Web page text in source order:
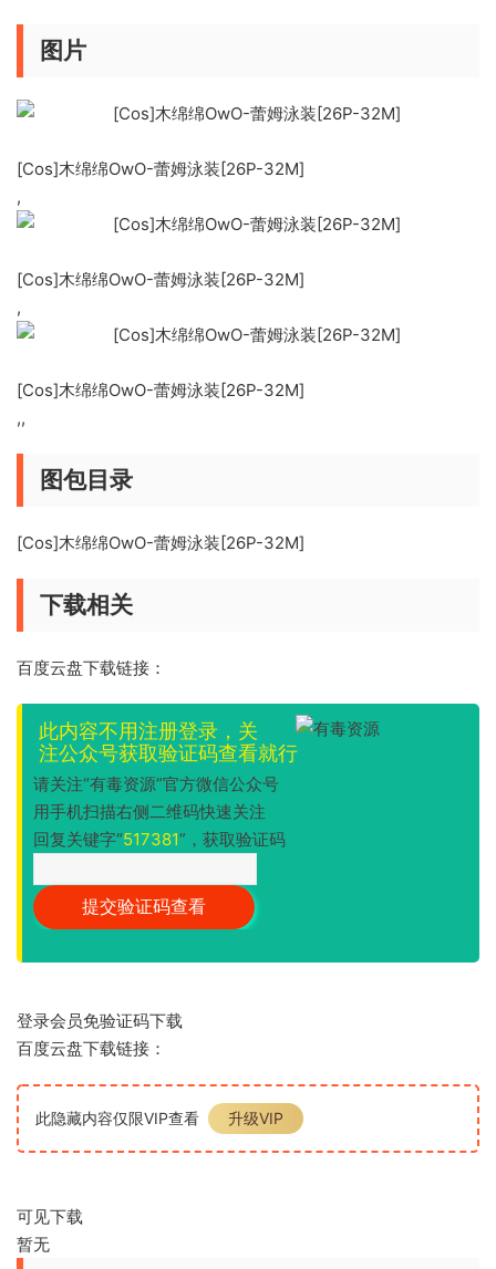
图片
[Cos]木绵绵OwO-蕾姆泳装[26P-32M]
,
[Cos]木绵绵OwO-蕾姆泳装[26P-32M]
,
[Cos]木绵绵OwO-蕾姆泳装[26P-32M]
,,
图包目录
[Cos]木绵绵OwO-蕾姆泳装[26P-32M]
下载相关
百度云盘下载链接：
此内容不用注册登录，关
注公众号获取验证码查看就行
请关注“有毒资源”官方微信公众号
用手机扫描右侧二维码快速关注
回复关键字“517381”，获取验证码
登录会员免验证码下载
百度云盘下载链接：
此隐藏内容仅限VIP查看 升级VIP
可见下载
暂无